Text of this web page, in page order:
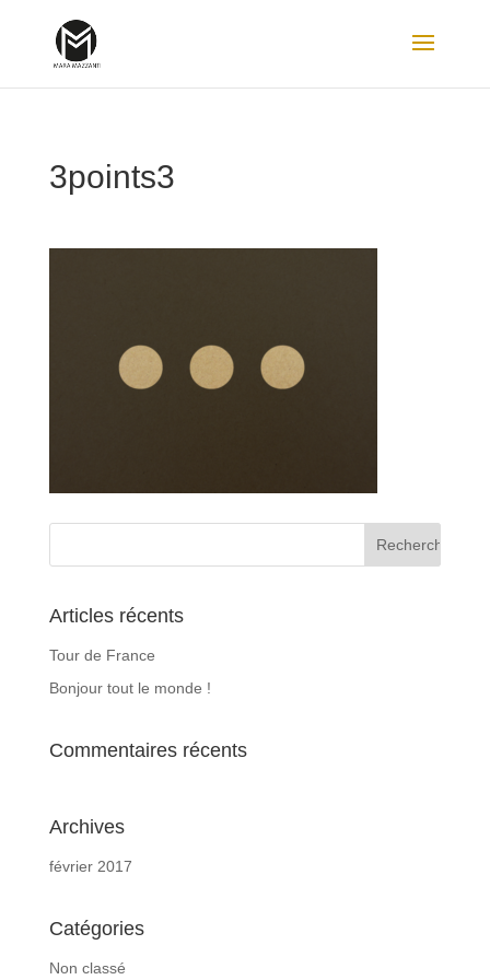
3points3
Articles récents
Tour de France
Bonjour tout le monde !
Commentaires récents
Archives
février 2017
Catégories
Non classé